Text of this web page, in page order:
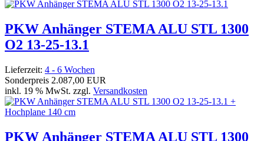
PKW Anhänger STEMA ALU STL 1300
O2 13-25-13.1
Lieferzeit: 4 - 6 Wochen
Sonderpreis 2.087,00 EUR
inkl. 19 % MwSt. zzgl. Versandkosten
PKW Anhänger STEMA ALU STL 1300